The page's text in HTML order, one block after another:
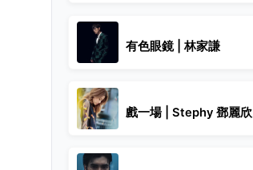
有色眼鏡 | 林家謙
戲一場 | Stephy 鄧麗欣